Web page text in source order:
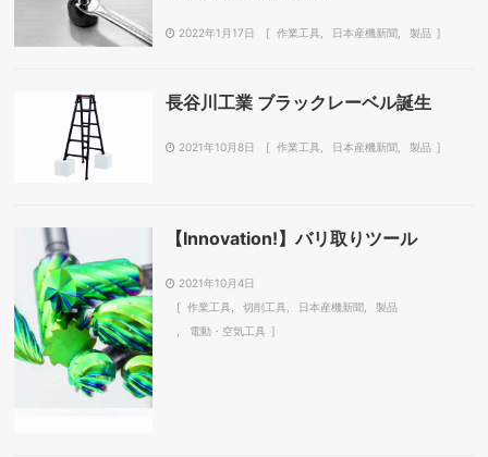
2022年1月17日 作業工具 日本産機新聞 製品
長谷川工業 ブラックレーベル誕生
2021年10月8日 作業工具 日本産機新聞 製品
【Innovation!】バリ取りツール
2021年10月4日
作業工具
切削工具 日本産機新聞
製品
電動・空気工具